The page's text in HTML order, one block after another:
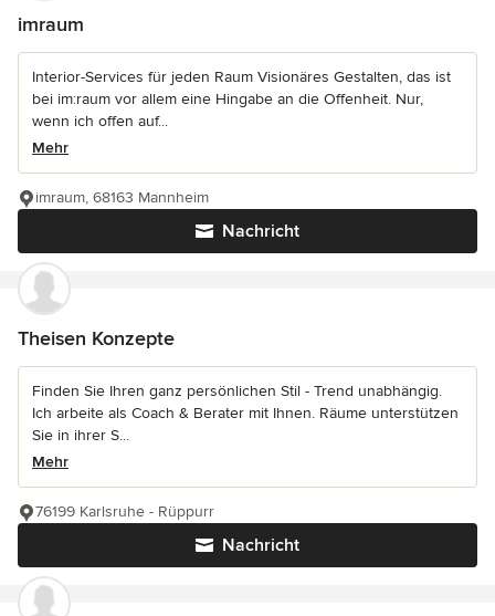
imraum
Interior-Services für jeden Raum Visionäres Gestalten, das ist
bei im:raum vor allem eine Hingabe an die Offenheit. Nur,
wenn ich offen auf...
Mehr
Nachricht
imraum, 68163 Mannheim
Theisen Konzepte
Finden Sie Ihren ganz persönlichen Stil - Trend unabhängig.
Ich arbeite als Coach & Berater mit Ihnen. Räume unterstützen
Sie in ihrer S...
Mehr
Nachricht
76199 Karlsruhe - Rüppurr